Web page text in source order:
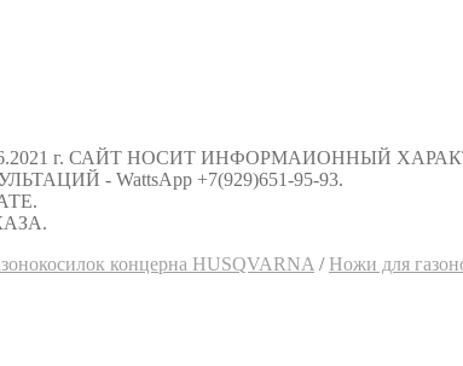
г. САЙТ НОСИТ ИНФОРМАИОННЫЙ
- WattsApp +7(929)651-95-93.
концерна HUSQVARNA / Ножи для